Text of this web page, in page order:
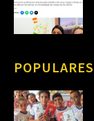
POPULARES